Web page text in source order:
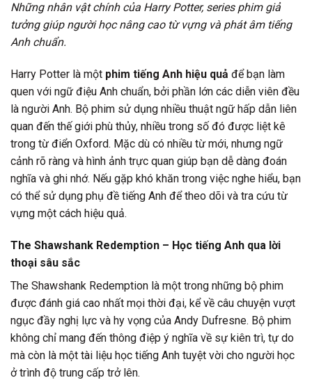
Những nhân vật chính của Harry Potter, series phim giả
tưởng giúp người học nâng cao từ vựng và phát âm tiếng
Anh chuẩn.
Harry Potter là một phim tiếng Anh hiệu quả để bạn làm
quen với ngữ điệu Anh chuẩn, bởi phần lớn các diễn viên đều
là người Anh. Bộ phim sử dụng nhiều thuật ngữ hấp dẫn liên
quan đến thế giới phù thủy, nhiều trong số đó được liệt kê
trong từ điển Oxford. Mặc dù có nhiều từ mới, nhưng ngữ
cảnh rõ ràng và hình ảnh trực quan giúp bạn dễ dàng đoán
nghĩa và ghi nhớ. Nếu gặp khó khăn trong việc nghe hiểu, bạn
có thể sử dụng phụ đề tiếng Anh để theo dõi và tra cứu từ
vựng một cách hiệu quả.
The Shawshank Redemption – Học tiếng Anh qua lời
thoại sâu sắc
The Shawshank Redemption là một trong những bộ phim
được đánh giá cao nhất mọi thời đại, kể về câu chuyện vượt
ngục đầy nghị lực và hy vọng của Andy Dufresne. Bộ phim
không chỉ mang đến thông điệp ý nghĩa về sự kiên trì, tự do
mà còn là một tài liệu học tiếng Anh tuyệt vời cho người học
ở trình độ trung cấp trở lên.